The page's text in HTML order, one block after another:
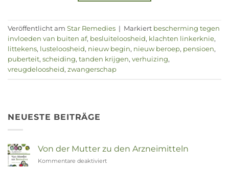
Veröffentlicht am Star Remedies | Markiert bescherming tegen
invloeden van buiten af, besluiteloosheid, klachten linkerknie,
littekens, lusteloosheid, nieuw begin, nieuw beroep, pensioen,
puberteit, scheiding, tanden krijgen, verhuizing,
vreugdeloosheid, zwangerschap
NEUESTE BEITRÄGE
Von der Mutter zu den Arzneimitteln
Kommentare deaktiviert